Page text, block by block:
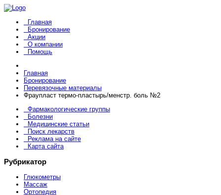
Главная
Бронирование
Акции
О компании
Помощь
Главная
Бронирование
Перевязочные материалы
Фраупласт термо-пластырь/менстр. боль №2
Фармакологические группы
Болезни
Медицинские статьи
Поиск лекарств
Реклама на сайте
Карта сайта
Рубрикатор
Глюкометры
Массаж
Ортопедия